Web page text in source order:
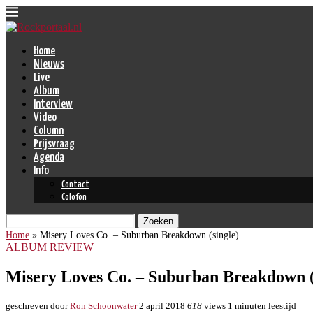
Home
Nieuws
Live
Album
Interview
Video
Column
Prijsvraag
Agenda
Info
Contact
Colofon
Zoeken
Home » Misery Loves Co. – Suburban Breakdown (single)
ALBUM REVIEW
Misery Loves Co. – Suburban Breakdown
geschreven doorRon Schoonwater 2 april 2018 618 views 1 minuten leestijd